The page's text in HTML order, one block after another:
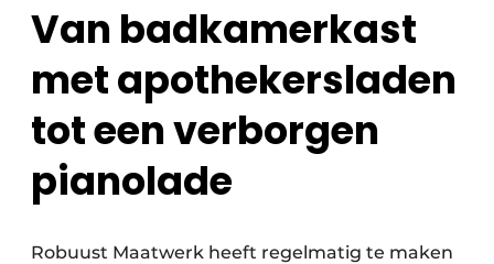
Van badkamerkast
met apothekersladen
tot een verborgen
pianolade
Robuust Maatwerk heeft regelmatig te maken